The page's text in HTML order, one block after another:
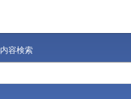
内容検索